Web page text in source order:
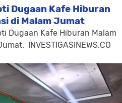
Dugaan Kafe Hiburan
di Malam Jumat
Dugaan Kafe Hiburan Malam
INVESTIGASINEWS.CO